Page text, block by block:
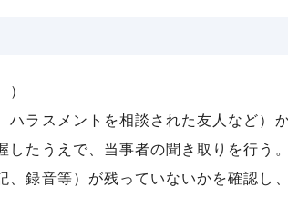
）
ラスメントを相談された友人など）
たうえで、当事者の聞き取りを行う。
録音等）が残っていないかを確認し